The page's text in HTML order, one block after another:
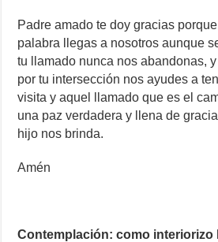
Padre amado te doy gracias
palabra llegas a nosotros aunque
tu llamado nunca nos abandonas,
por tu intersección nos ayudes a
visita y aquel llamado que es el
una paz verdadera y llena de
hijo nos brinda.
Amén
Contemplación: como interiorizo